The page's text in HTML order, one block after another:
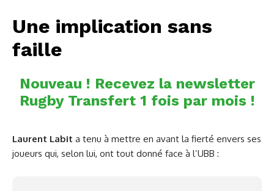
Une implication sans
faille
Nouveau ! Recevez la newsletter
Rugby Transfert 1 fois par mois !
Laurent Labit a tenu à mettre en avant la fierté envers ses
joueurs qui, selon lui, ont tout donné face à l’UBB :